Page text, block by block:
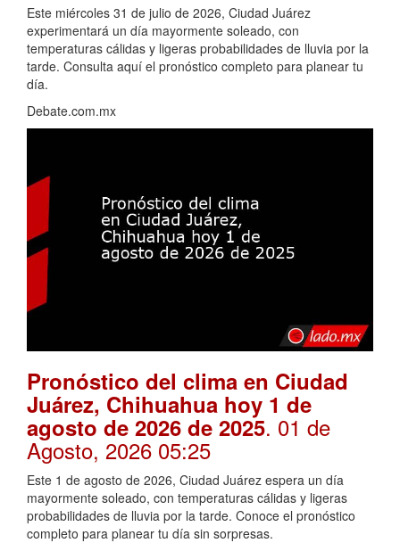
Este miércoles 31 de julio de 2026, Ciudad Juárez
experimentará un día mayormente soleado, con
temperaturas cálidas y ligeras probabilidades de lluvia por la
tarde. Consulta aquí el pronóstico completo para planear tu
día.
Debate.com.mx
Pronóstico del clima en Ciudad
Juárez, Chihuahua hoy 1 de
agosto de 2026 de 2025. 01 de
Agosto, 2026 05:25
Este 1 de agosto de 2026, Ciudad Juárez espera un día
mayormente soleado, con temperaturas cálidas y ligeras
probabilidades de lluvia por la tarde. Conoce el pronóstico
completo para planear tu día sin sorpresas.